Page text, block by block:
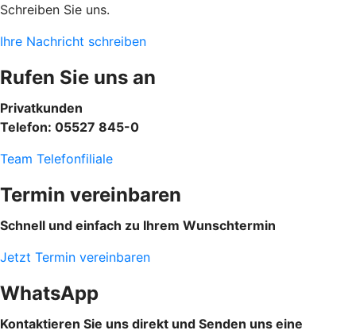
Schreiben Sie uns.
Ihre Nachricht schreiben
Rufen Sie uns an
Privatkunden
Telefon: 05527 845-0
Team Telefonfiliale
Termin vereinbaren
Schnell und einfach zu Ihrem Wunschtermin
Jetzt Termin vereinbaren
WhatsApp
Kontaktieren Sie uns direkt und Senden uns eine